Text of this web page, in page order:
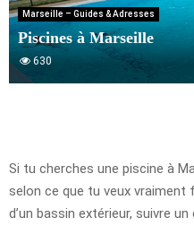
Marseille – Guides & Adresses
Piscines à Marseille
630
Si tu cherches une piscine à
selon ce que tu veux vraiment
d’un bassin extérieur, suivre